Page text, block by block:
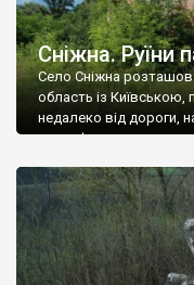
Сніжна. Руїни
Село Сніжна
область із Київською,
недалеко від дороги,
рельєфне пано, яке
не видно, але видно дві